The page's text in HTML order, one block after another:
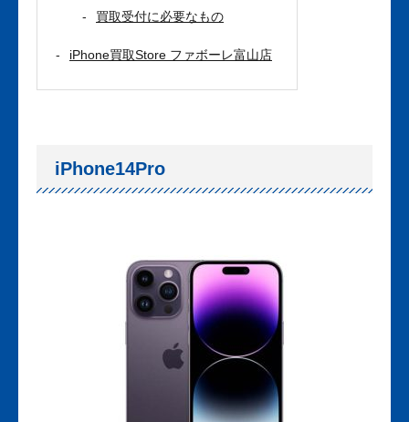
買取受付に必要なもの
iPhone買取Store ファボーレ富山店
iPhone14Pro